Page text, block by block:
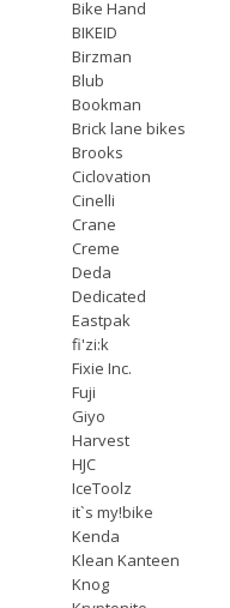
Bike Hand
BIKEID
Birzman
Blub
Bookman
Brick lane bikes
Brooks
Ciclovation
Cinelli
Crane
Creme
Deda
Dedicated
Eastpak
fi'zi:k
Fixie Inc.
Fuji
Giyo
Harvest
HJC
IceToolz
it`s my!bike
Kenda
Klean Kanteen
Knog